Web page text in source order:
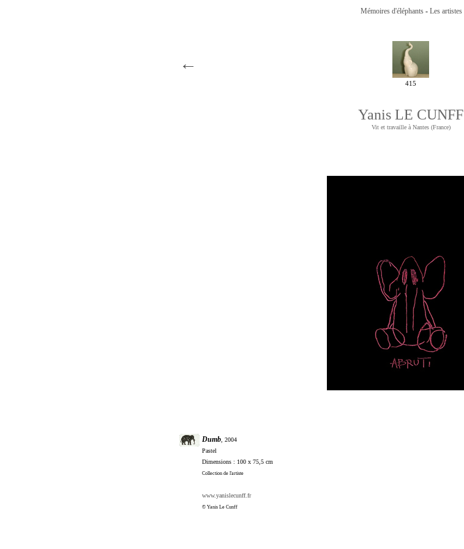
Mémoires d'éléphants - Les artistes
←
415
Yanis LE CUNFF
Vit et travaille à Nantes (France)
Dumb , 2004
Pastel
Dimensions : 100 x 75,5 cm
Collection de l'artiste
www.yanislecunff.fr
© Yanis Le Cunff